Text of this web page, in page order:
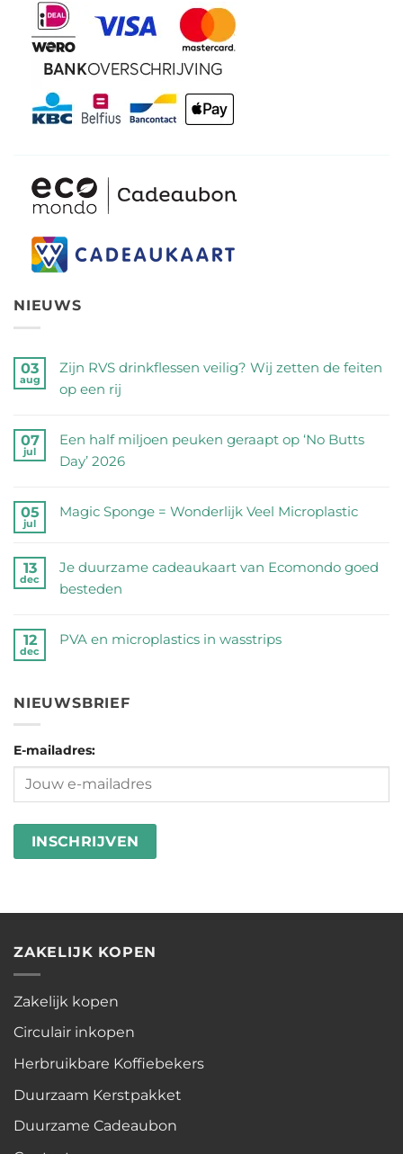
NIEUWS
03
aug
Zijn RVS drinkflessen veilig? Wij zetten de feiten
op een rij
reacties
op
drinkflessen
Wij
zetten
feiten
rij
07
jul
Een half miljoen peuken geraapt op ‘No Butts
Day’ 2026
reacties
half
miljoen
geraapt
Butts
2026
05
jul
Magic Sponge = Wonderlijk Veel Microplastic
reacties
op
=
Microplastic
13
dec
Je duurzame cadeaukaart van Ecomondo goed
besteden
reacties
duurzame
van
Ecomondo
goed
12
dec
PVA en microplastics in wasstrips
op
en
NIEUWSBRIEF
E-mailadres:
ZAKELIJK KOPEN
Zakelijk kopen
Circulair inkopen
Herbruikbare Koffiebekers
Duurzaam Kerstpakket
Duurzame Cadeaubon